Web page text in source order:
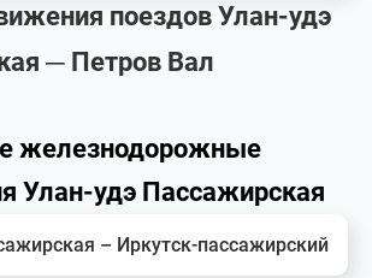
поездов Улан-удэ
─ Петров Вал
железнодорожные
Улан-удэ Пассажирская
– Иркутск-пассажирский